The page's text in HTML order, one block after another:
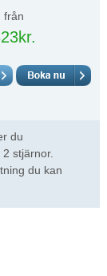
från
du
stjärnor.
du kan